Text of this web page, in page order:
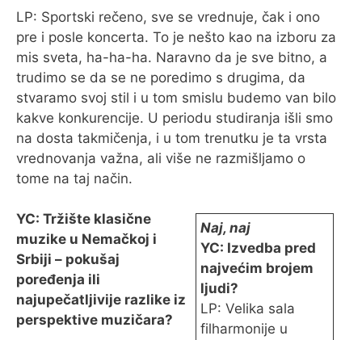
LP: Sportski rečeno, sve se vrednuje, čak i ono
pre i posle koncerta. To je nešto kao na izboru za
mis sveta, ha-ha-ha. Naravno da je sve bitno, a
trudimo se da se ne poredimo s drugima, da
stvaramo svoj stil i u tom smislu budemo van bilo
kakve konkurencije. U periodu studiranja išli smo
na dosta takmičenja, i u tom trenutku je ta vrsta
vrednovanja važna, ali više ne razmišljamo o
tome na taj način.
Naj, naj
YC: Izvedba pred
najvećim brojem
ljudi?
LP: Velika sala
filharmonije u
YC: Tržište klasične
muzike u Nemačkoj i
Srbiji – pokušaj
poređenja ili
najupečatljivije razlike iz
perspektive muzičara?